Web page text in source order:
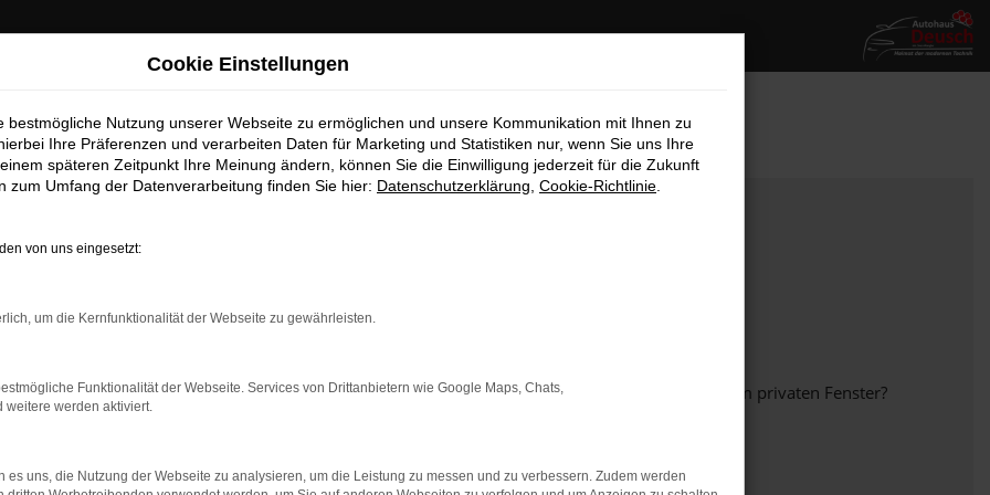
bestimmter Seiten verhindern. Funktioniert die Seite in einem anderen Browser oder in einem privaten Fenster?
auf dem neuesten Stand sind.
Cookie Einstellungen
bestmögliche Nutzung unserer Webseite zu ermöglichen und unsere Kommunikation mit Ihnen zu
Ihre Präferenzen und verarbeiten Daten für Marketing und Statistiken nur, wenn Sie uns Ihre
späteren Zeitpunkt Ihre Meinung ändern, können Sie die Einwilligung jederzeit für die Zukunft
zum Umfang der Datenverarbeitung finden Sie hier: Datenschutzerklärung Cookie-Richtlinie
von uns eingesetzt:
um die Kernfunktionalität der Webseite zu gewährleisten.
Funktionalität der Webseite. Services von Drittanbietern wie Google Maps, Chats,
weitere werden aktiviert.
es uns, die Nutzung der Webseite zu analysieren, um die Leistung zu messen und zu verbessern. Zudem werden